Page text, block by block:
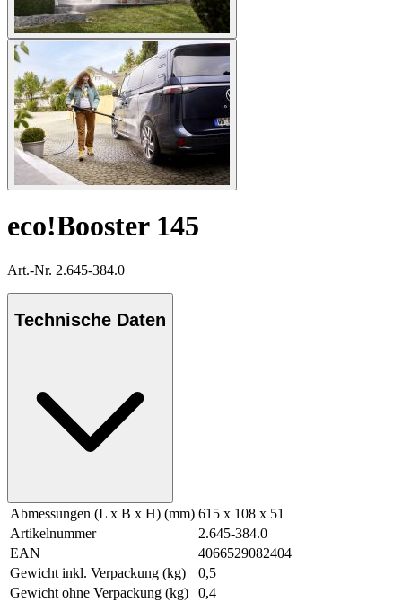
eco!Booster 145
Art.-Nr. 2.645-384.0
Technische Daten
Abmessungen (L x B x H) (mm) 615 x 108 x 51
Artikelnummer
2.645-384.0
EAN
4066529082404
Gewicht inkl. Verpackung (kg)
0,5
Gewicht ohne Verpackung (kg)
0,4